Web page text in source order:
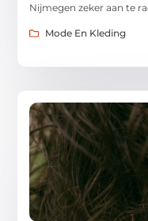
Nijmegen zeker aan te
Mode En Kleding